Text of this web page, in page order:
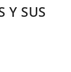
Y SUS